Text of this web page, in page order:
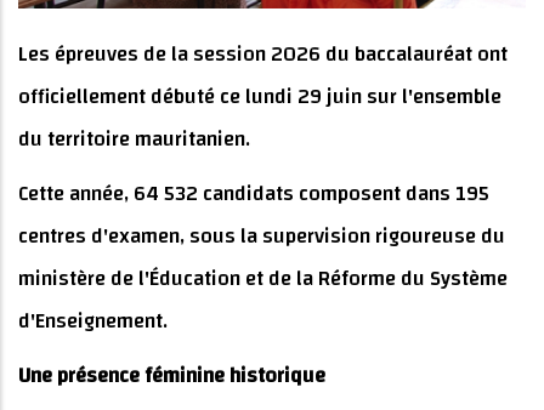
Les épreuves de la session 2026 du baccalauréat ont
officiellement débuté ce lundi 29 juin sur l'ensemble
du territoire mauritanien.
Cette année, 64 532 candidats composent dans 195
centres d'examen, sous la supervision rigoureuse du
ministère de l'Éducation et de la Réforme du Système
d'Enseignement.
Une présence féminine historique